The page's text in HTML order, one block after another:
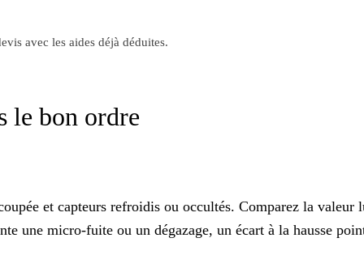
avec les aides déjà déduites.
le bon ordre
et capteurs refroidis ou occultés. Comparez la
une micro-fuite ou un dégazage, un écart à la hausse